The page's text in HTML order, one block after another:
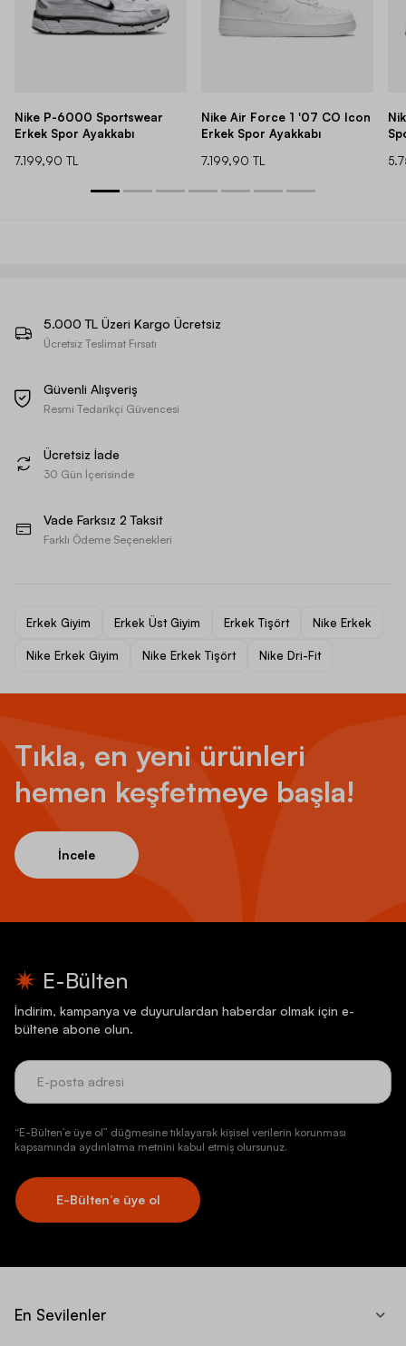
Nike P-6000 Sportswear
Erkek Spor Ayakkabı
7.199,90 TL
Nike Air Force 1 '07 CO Icon
Erkek Spor Ayakkabı
7.199,90 TL
5.000 TL Üzeri Kargo Ücretsiz
Ücretsiz Teslimat Fırsatı
Güvenli Alışveriş
Resmi Tedarikçi Güvencesi
Ücretsiz İade
30 Gün İçerisinde
Vade Farksız 2 Taksit
Farklı Ödeme Seçenekleri
Erkek Giyim Erkek Üst Giyim Erkek Tişört Nike Erkek
Nike Erkek Giyim Nike Erkek Tişört Nike Dri-Fit
Tıkla, en yeni ürünleri
hemen keşfetmeye başla!
İncele
E-Bülten
İndirim, kampanya ve duyurulardan haberdar olmak için e-
bültene abone olun.
“E-Bülten’e üye ol” düğmesine tıklayarak kişisel verilerin korunması
kapsamında aydınlatma metnini kabul etmiş olursunuz.
E-Bülten’e üye ol
En Sevilenler